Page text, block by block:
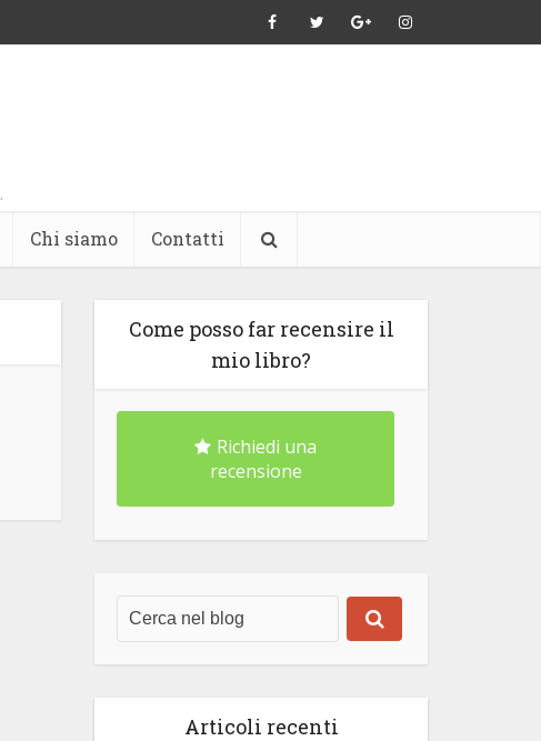
Chi siamo Contatti
Come posso far recensire il
mio libro?
Richiedi una
recensione
Articoli recenti